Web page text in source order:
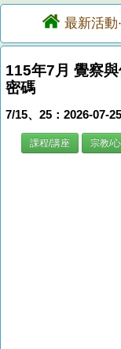
最新活動·
115年7月 覺察
密碼
7/15、25：2026-07-25
課程/講座 宗教/